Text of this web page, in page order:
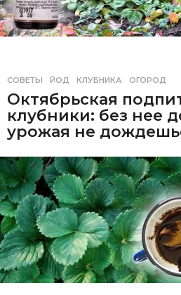
СОВЕТЫ ЙОД ,КЛУБНИКА ,ОГОРОД
Октябрьская
клубники: без нее
урожая не